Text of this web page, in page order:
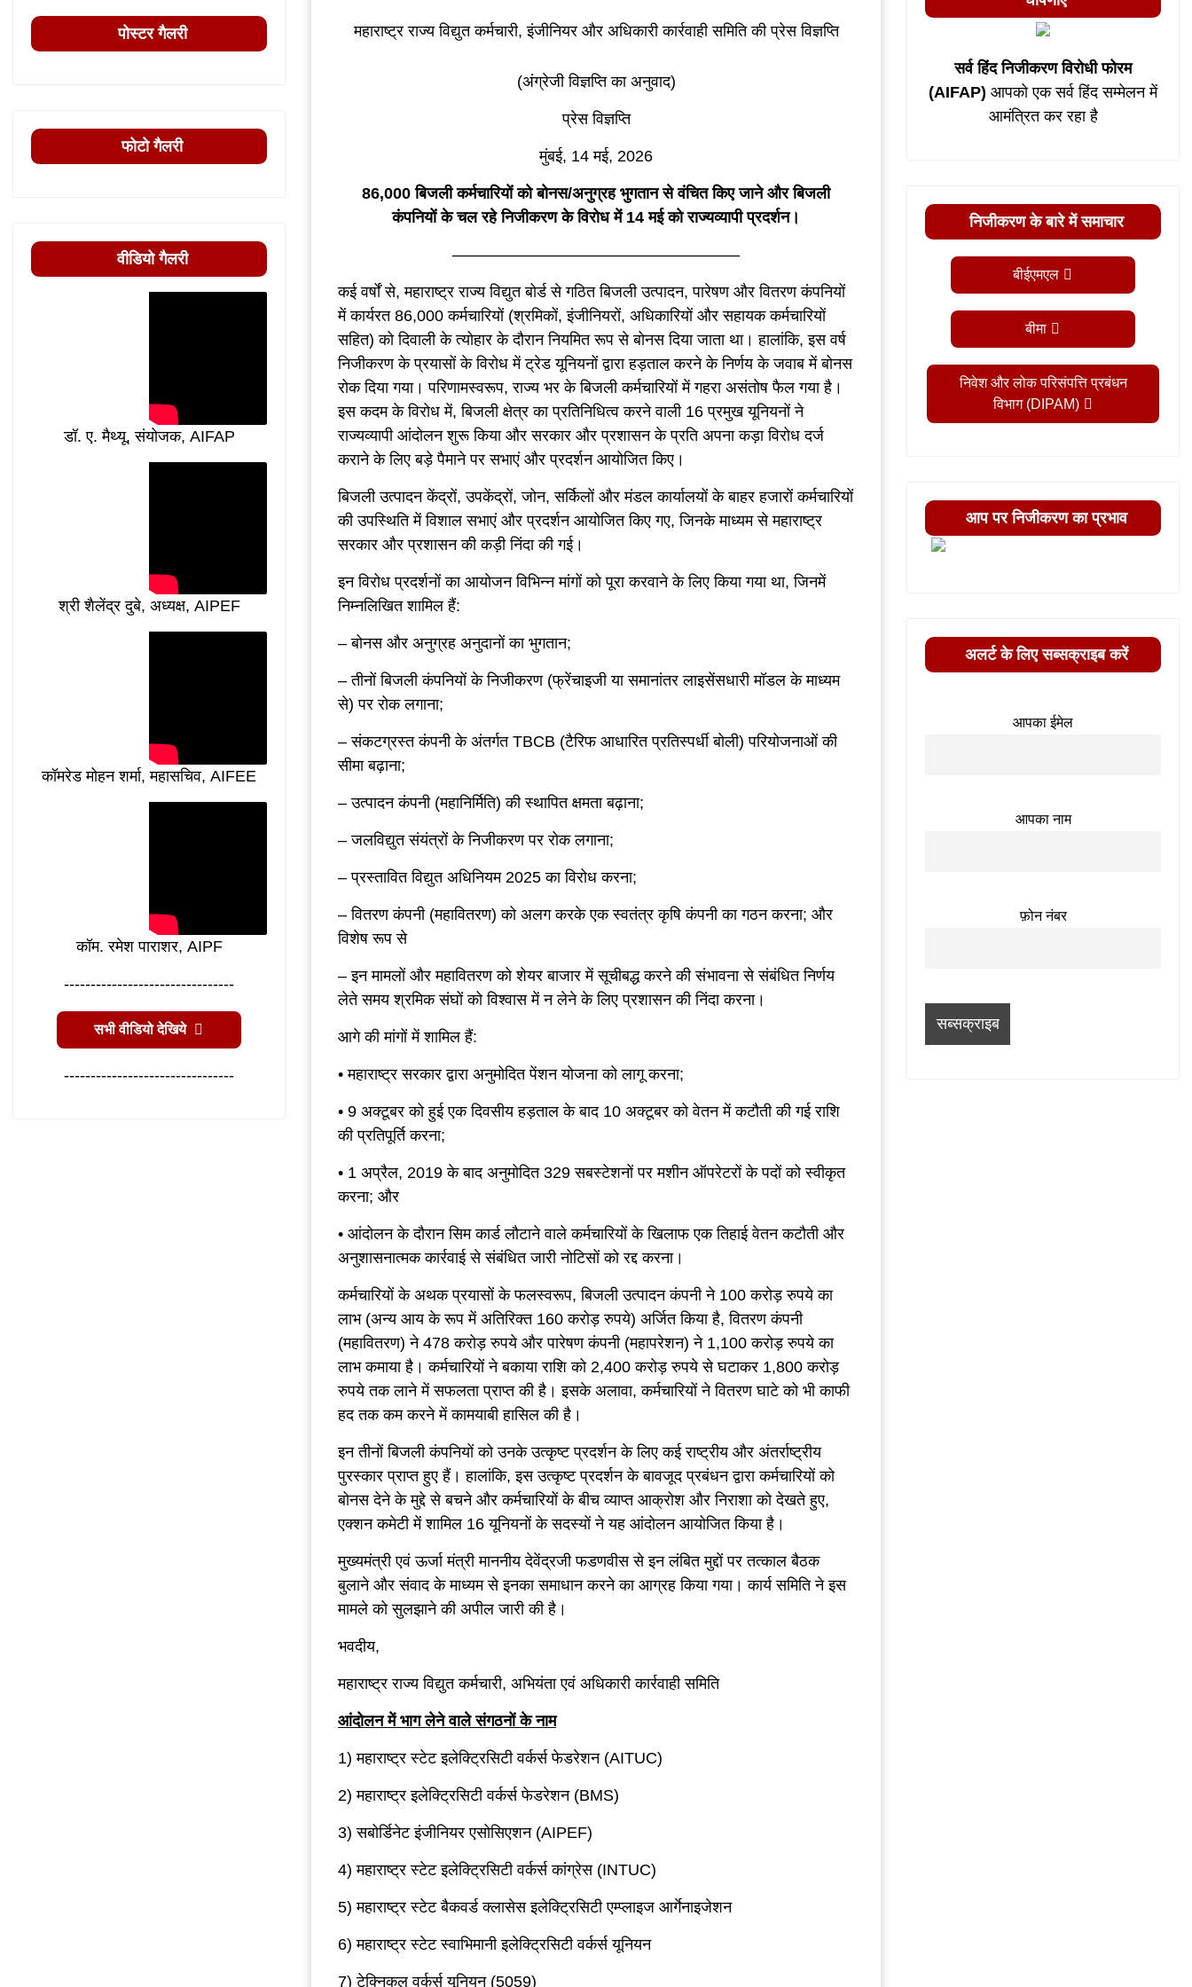
महाराष्ट्र राज्य विद्युत कर्मचारी, इंजीनियर और अधिकारी कार्रवाही समिति की प्रेस विज्ञप्ति
(अंग्रेजी विज्ञप्ति का अनुवाद)
प्रेस विज्ञप्ति
मुंबई, 14 मई, 2026
86,000बिजली कर्मचारियों को बोनस/अनुग्रह भुगतान से वंचित किए जाने और बिजली
कंपनियों के चल रहे निजीकरण के विरोध में14मई को राज्यव्यापी प्रदर्शन।
——————————————————
कई वर्षों से, महाराष्ट्र राज्य विद्युत बोर्ड से गठित बिजली उत्पादन, पारेषण और वितरण कंपनियों
में कार्यरत 86,000 कर्मचारियों (श्रमिकों, इंजीनियरों, अधिकारियों और सहायक कर्मचारियों
सहित) को दिवाली के त्योहार के दौरान नियमित रूप से बोनस दिया जाता था। हालांकि, इस वर्ष
निजीकरण के प्रयासों के विरोध में ट्रेड यूनियनों द्वारा हड़ताल करने के निर्णय के जवाब में बोनस
रोक दिया गया। परिणामस्वरूप, राज्य भर के बिजली कर्मचारियों में गहरा असंतोष फैल गया है।
इस कदम के विरोध में, बिजली क्षेत्र का प्रतिनिधित्व करने वाली 16 प्रमुख यूनियनों ने
राज्यव्यापी आंदोलन शुरू किया और सरकार और प्रशासन के प्रति अपना कड़ा विरोध दर्ज
कराने के लिए बड़े पैमाने पर सभाएं और प्रदर्शन आयोजित किए।
बिजली उत्पादन केंद्रों, उपकेंद्रों, जोन, सर्किलों और मंडल कार्यालयों के बाहर हजारों कर्मचारियों
की उपस्थिति में विशाल सभाएं और प्रदर्शन आयोजित किए गए, जिनके माध्यम से महाराष्ट्र
सरकार और प्रशासन की कड़ी निंदा की गई।
इन विरोध प्रदर्शनों का आयोजन विभिन्न मांगों को पूरा करवाने के लिए किया गया था, जिनमें
निम्नलिखित शामिल हैं:
– बोनस और अनुग्रह अनुदानों का भुगतान;
– तीनों बिजली कंपनियों के निजीकरण (फ्रेंचाइजी या समानांतर लाइसेंसधारी मॉडल के माध्यम
से) पर रोक लगाना;
– संकटग्रस्त कंपनी के अंतर्गत TBCB (टैरिफ आधारित प्रतिस्पर्धी बोली) परियोजनाओं की
सीमा बढ़ाना;
– उत्पादन कंपनी (महानिर्मिति) की स्थापित क्षमता बढ़ाना;
– जलविद्युत संयंत्रों के निजीकरण पर रोक लगाना;
– प्रस्तावित विद्युत अधिनियम 2025 का विरोध करना;
– वितरण कंपनी (महावितरण) को अलग करके एक स्वतंत्र कृषि कंपनी का गठन करना; और
विशेष रूप से
– इन मामलों और महावितरण को शेयर बाजार में सूचीबद्ध करने की संभावना से संबंधित निर्णय
लेते समय श्रमिक संघों को विश्वास में न लेने के लिए प्रशासन की निंदा करना।
आगे की मांगों में शामिल हैं:
• महाराष्ट्र सरकार द्वारा अनुमोदित पेंशन योजना को लागू करना;
• 9 अक्टूबर को हुई एक दिवसीय हड़ताल के बाद 10 अक्टूबर को वेतन में कटौती की गई राशि
की प्रतिपूर्ति करना;
• 1 अप्रैल, 2019 के बाद अनुमोदित 329 सबस्टेशनों पर मशीन ऑपरेटरों के पदों को स्वीकृत
करना; और
• आंदोलन के दौरान सिम कार्ड लौटाने वाले कर्मचारियों के खिलाफ एक तिहाई वेतन कटौती और
अनुशासनात्मक कार्रवाई से संबंधित जारी नोटिसों को रद्द करना।
कर्मचारियों के अथक प्रयासों के फलस्वरूप, बिजली उत्पादन कंपनी ने 100 करोड़ रुपये का
लाभ (अन्य आय के रूप में अतिरिक्त 160 करोड़ रुपये) अर्जित किया है, वितरण कंपनी
(महावितरण) ने 478 करोड़ रुपये और पारेषण कंपनी (महापरेशन) ने 1,100 करोड़ रुपये का
लाभ कमाया है। कर्मचारियों ने बकाया राशि को 2,400 करोड़ रुपये से घटाकर 1,800 करोड़
रुपये तक लाने में सफलता प्राप्त की है। इसके अलावा, कर्मचारियों ने वितरण घाटे को भी काफी
हद तक कम करने में कामयाबी हासिल की है।
इन तीनों बिजली कंपनियों को उनके उत्कृष्ट प्रदर्शन के लिए कई राष्ट्रीय और अंतर्राष्ट्रीय
पुरस्कार प्राप्त हुए हैं। हालांकि, इस उत्कृष्ट प्रदर्शन के बावजूद प्रबंधन द्वारा कर्मचारियों को
बोनस देने के मुद्दे से बचने और कर्मचारियों के बीच व्याप्त आक्रोश और निराशा को देखते हुए,
एक्शन कमेटी में शामिल 16 यूनियनों के सदस्यों ने यह आंदोलन आयोजित किया है।
मुख्यमंत्री एवं ऊर्जा मंत्री माननीय देवेंद्रजी फडणवीस से इन लंबित मुद्दों पर तत्काल बैठक
बुलाने और संवाद के माध्यम से इनका समाधान करने का आग्रह किया गया। कार्य समिति ने इस
मामले को सुलझाने की अपील जारी की है।
भवदीय,
महाराष्ट्र राज्य विद्युत कर्मचारी, अभियंता एवं अधिकारी कार्रवाही समिति
आंदोलन में भाग लेने वाले संगठनों के नाम
1) महाराष्ट्र स्टेट इलेक्ट्रिसिटी वर्कर्स फेडरेशन (AITUC)
2) महाराष्ट्र इलेक्ट्रिसिटी वर्कर्स फेडरेशन (BMS)
3) सबोर्डिनेट इंजीनियर एसोसिएशन (AIPEF)
4) महाराष्ट्र स्टेट इलेक्ट्रिसिटी वर्कर्स कांग्रेस (INTUC)
5) महाराष्ट्र स्टेट बैकवर्ड क्लासेस इलेक्ट्रिसिटी एम्प्लाइज आर्गेनाइजेशन
6) महाराष्ट्र स्टेट स्वाभिमानी इलेक्ट्रिसिटी वर्कर्स यूनियन
7) टेक्निकल वर्कर्स यूनियन (5059)
सर्व हिंद निजीकरण विरोधी फोरम
(AIFAP) आपको एक सर्व हिंद सम्मेलन में
आमंत्रित कर रहा है
निजीकरण के बारे में समाचार
बीईएमएल
बीमा
निवेश और लोक परिसंपत्ति प्रबंधन
विभाग (DIPAM)
आप पर निजीकरण का प्रभाव
अलर्ट के लिए सब्सक्राइब करें
आपका ईमेल
आपका नाम
फ़ोन नंबर
पोस्टर गैलरी
फोटो गैलरी
वीडियो गैलरी
डॉ. ए. मैथ्यू, संयोजक, AIFAP
श्री शैलेंद्र दुबे, अध्यक्ष, AIPEF
कॉमरेड मोहन शर्मा, महासचिव, AIFEE
कॉम. रमेश पाराशर, AIPF
--------------------------------
सभी वीडियो देखिये
--------------------------------